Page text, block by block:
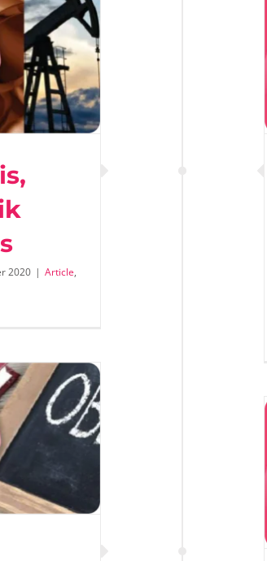
2020 | Article,
Sejarah, Tujuan, Tugas,
Wewenang Bank Sentral
Article
Surat Berharga: Jenis,
Unsur dan Cara
Surat Berharga